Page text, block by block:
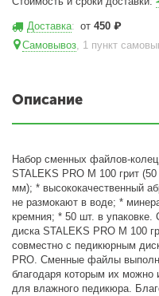
Доставка: от450 ₽
Самовывоз, 1 пункт
Описание
Набор сменных файлов-
STALEKS PRO M 100 грит
мм); * высококачественный
не размокают в воде; *
кремния; * 50 шт. в
диска STALEKS PRO M 100
совместно с педикюрным
PRO. Сменные файлы
благодаря которым их можно
для влажного педикюра.